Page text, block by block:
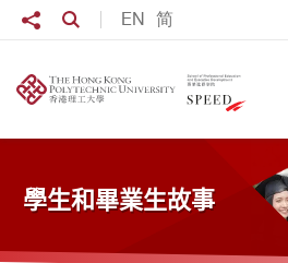
跳到主要內容 EN 简
分享至打開搜尋輸入格
學生和畢業生故事